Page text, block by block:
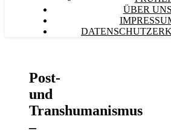
ÜBER UNS
Post-
und
Transhumanismus
–